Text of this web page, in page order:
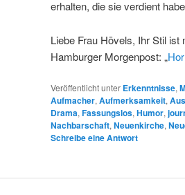
erhalten, die sie verdient
Liebe Frau Hövels, Ihr Stil
Hamburger Morgenpost: „
Veröffentlicht unter Erkenntnisse,
Aufmacher, Aufmerksamkeit,
Drama, Fassungslos, Humor,
Nachbarschaft, Neuenkirche,
Schreibe eine Antwort